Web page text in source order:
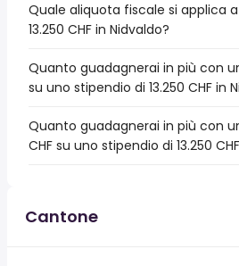
Quale aliquota fiscale si applica
13.250 CHF in Nidvaldo?
Quanto guadagnerai in più con
su uno stipendio di 13.250 CHF in
Quanto guadagnerai in più con
CHF su uno stipendio di 13.250
Cantone